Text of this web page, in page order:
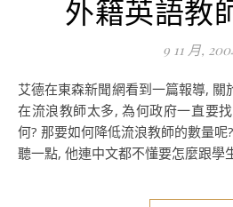
外籍英語教
9 11 月,
艾德在東森新聞網看到一篇報導, 關於外籍英語教師的爭議, 現
在流浪教師太多, 為何政府一直要
何? 那要如何降低流浪教師的數量
聽一點, 他連中文都不懂要怎麼跟學